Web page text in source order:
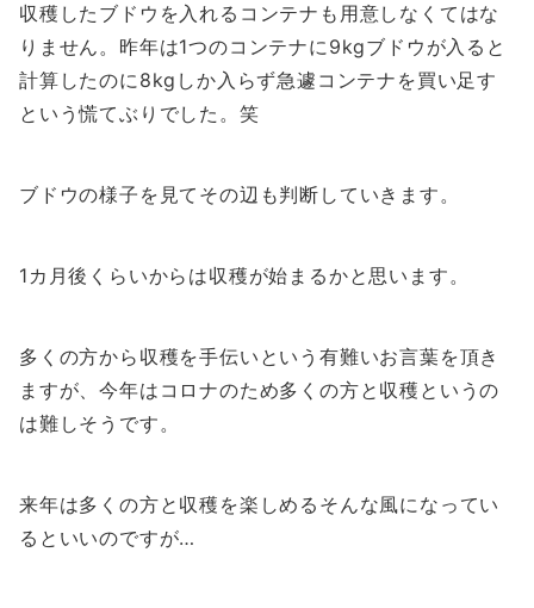
収穫したブドウを入れるコンテナも用意しなくてはな
りません。昨年は1つのコンテナに9kgブドウが入ると
計算したのに8kgしか入らず急遽コンテナを買い足す
という慌てぶりでした。笑
ブドウの様子を見てその辺も判断していきます。
1カ月後くらいからは収穫が始まるかと思います。
多くの方から収穫を手伝いという有難いお言葉を頂き
ますが、今年はコロナのため多くの方と収穫というの
は難しそうです。
来年は多くの方と収穫を楽しめるそんな風になってい
るといいのですが…